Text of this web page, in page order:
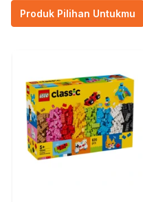
Produk Pilihan Untukmu